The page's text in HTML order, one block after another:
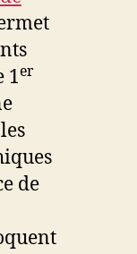
1er
de